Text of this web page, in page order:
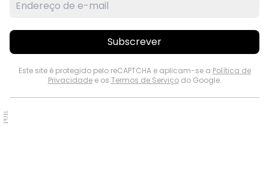
Subscrever
Este site é protegido pelo reCAPTCHA e aplicam-se a Política de
Privacidadee os Termos de Serviçodo Google.
PUB.